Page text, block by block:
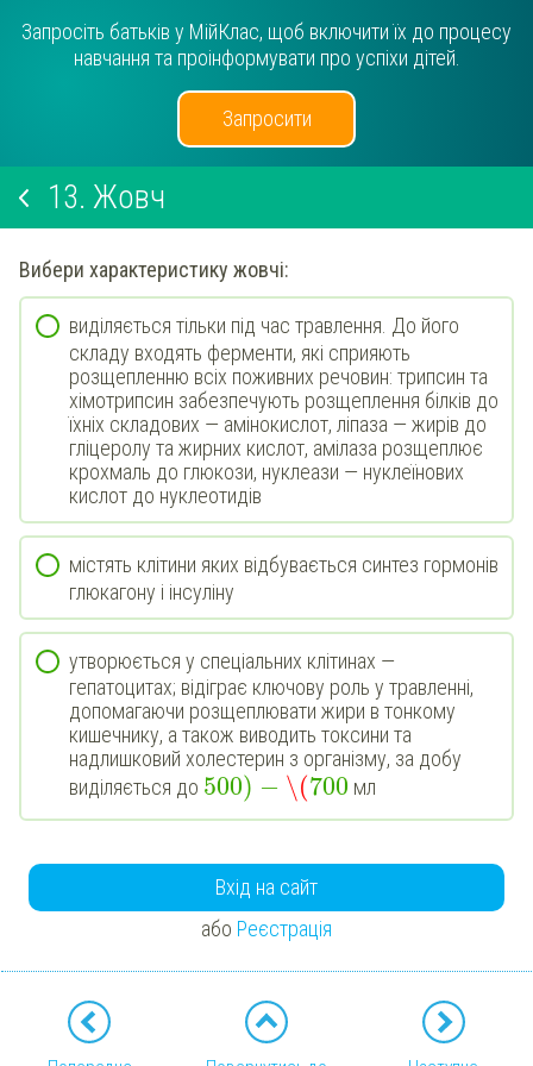
Запросіть батьків у МійКлас, щоб включити їх до процесу
навчання та проінформувати про успіхи дітей.
Запросити
13. Жовч
Вибери характеристику жовчі:
виділяється тільки під час травлення. До його
складу входять ферменти, які сприяють
розщепленню всіх поживних речовин: трипсин та
хімотрипсин забезпечують розщеплення білків до
їхніх складових — амінокислот, ліпаза — жирів до
гліцеролу та жирних кислот, амілаза розщеплює
крохмаль до глюкози, нуклеази — нуклеїнових
кислот до нуклеотидів
містять клітини яких відбувається синтез гормонів
глюкагону і інсуліну
утворюється у спеціальних клітинах —
гепатоцитах; відіграє ключову роль у травленні,
допомагаючи розщеплювати жири в тонкому
кишечнику, а також виводить токсини та
надлишковий холестерин з організму, за добу
виділяється до 500) − \(700 мл
Вхід на сайт
або Реєстрація